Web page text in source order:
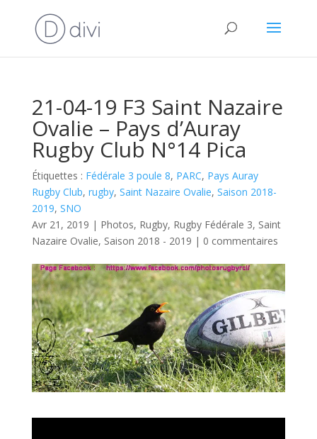
21-04-19 F3 Saint Nazaire
Ovalie – Pays d’Auray
Rugby Club N°14 Pica
Étiquettes : Fédérale 3 poule 8, PARC, Pays Auray
Rugby Club, rugby, Saint Nazaire Ovalie, Saison 2018-
2019, SNO
Avr 21, 2019 | Photos, Rugby, Rugby Fédérale 3, Saint
Nazaire Ovalie, Saison 2018 - 2019 | 0 commentaires